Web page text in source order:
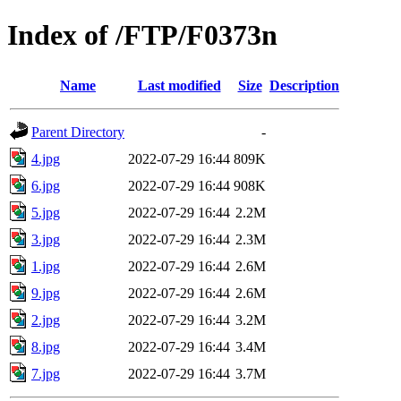
Index of /FTP/F0373n
Name Last modified Size Description
Parent Directory
-
4.jpg
2022-07-29 16:44 809K
6.jpg
2022-07-29 16:44 908K
5.jpg
2022-07-29 16:44 2.2M
3.jpg
2022-07-29 16:44 2.3M
1.jpg
2022-07-29 16:44 2.6M
9.jpg
2022-07-29 16:44 2.6M
2.jpg
2022-07-29 16:44 3.2M
8.jpg
2022-07-29 16:44 3.4M
7.jpg
2022-07-29 16:44 3.7M